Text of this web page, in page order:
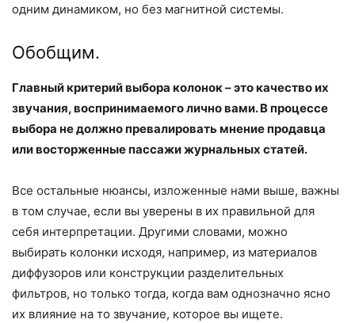
одним динамиком, но без магнитной системы.
Обобщим.
Главный критерий выбора колонок – это качество их
звучания, воспринимаемого лично вами. В процессе
выбора не должно превалировать мнение продавца
или восторженные пассажи журнальных статей.
Все остальные нюансы, изложенные нами выше, важны
в том случае, если вы уверены в их правильной для
себя интерпретации. Другими словами, можно
выбирать колонки исходя, например, из материалов
диффузоров или конструкции разделительных
фильтров, но только тогда, когда вам однозначно ясно
их влияние на то звучание, которое вы ищете.